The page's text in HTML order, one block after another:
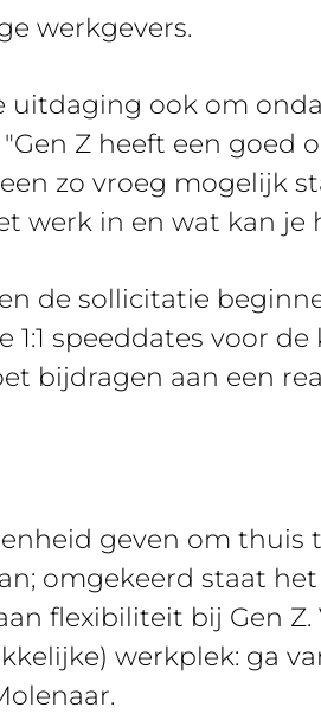
werkgevers.
uitdaging ook om
Z heeft een goed
zo vroeg mogelijk
werk in en wat kan je
de sollicitatie
1:1 speeddates voor
bijdragen aan een
geven om thuis
omgekeerd staat
flexibiliteit bij Gen
werkplek: ga